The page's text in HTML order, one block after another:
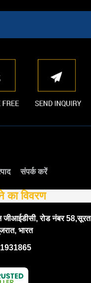
संपर्क करें
का विवरण
रोड नंबर
भारत